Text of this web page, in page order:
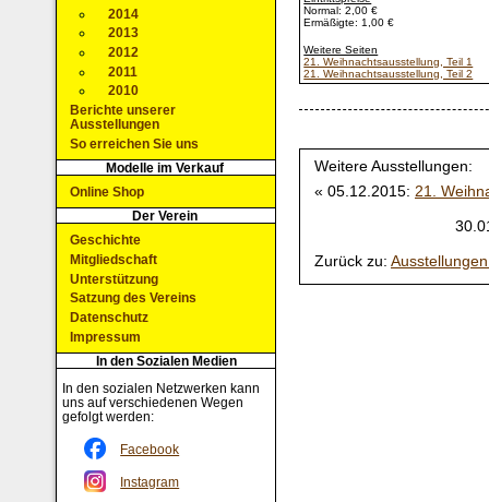
Normal: 2,00 €
Ermäßigte: 1,00 €
Weitere Seiten
21. Weihnachtsausstellung, Teil 1
21. Weihnachtsausstellung, Teil 2
Weitere Ausstellungen:
« 05.12.2015: 21.
Zurück zu:
2014
2013
2012
2011
2010
Berichte unserer
Ausstellungen
So erreichen Sie uns
Modelle im Verkauf
Online Shop
Der Verein
Geschichte
Mitgliedschaft
Unterstützung
Satzung des Vereins
Datenschutz
Impressum
In den Sozialen Medien
In den sozialen Netzwerken kann
uns auf verschiedenen Wegen
gefolgt werden:
Facebook
Instagram